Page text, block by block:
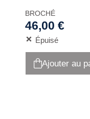
BROCHÉ
46,00 €
Épuisé
Ajouter au